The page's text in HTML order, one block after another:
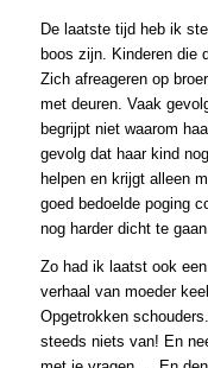
De laatste tijd heb ik
boos zijn. Kinderen die
Zich afreageren op
met deuren. Vaak
begrijpt niet waarom
gevolg dat haar kind
helpen en krijgt alleen
goed bedoelde poging
nog harder dicht te
Zo had ik laatst ook
verhaal van moeder
Opgetrokken
steeds niets van! En